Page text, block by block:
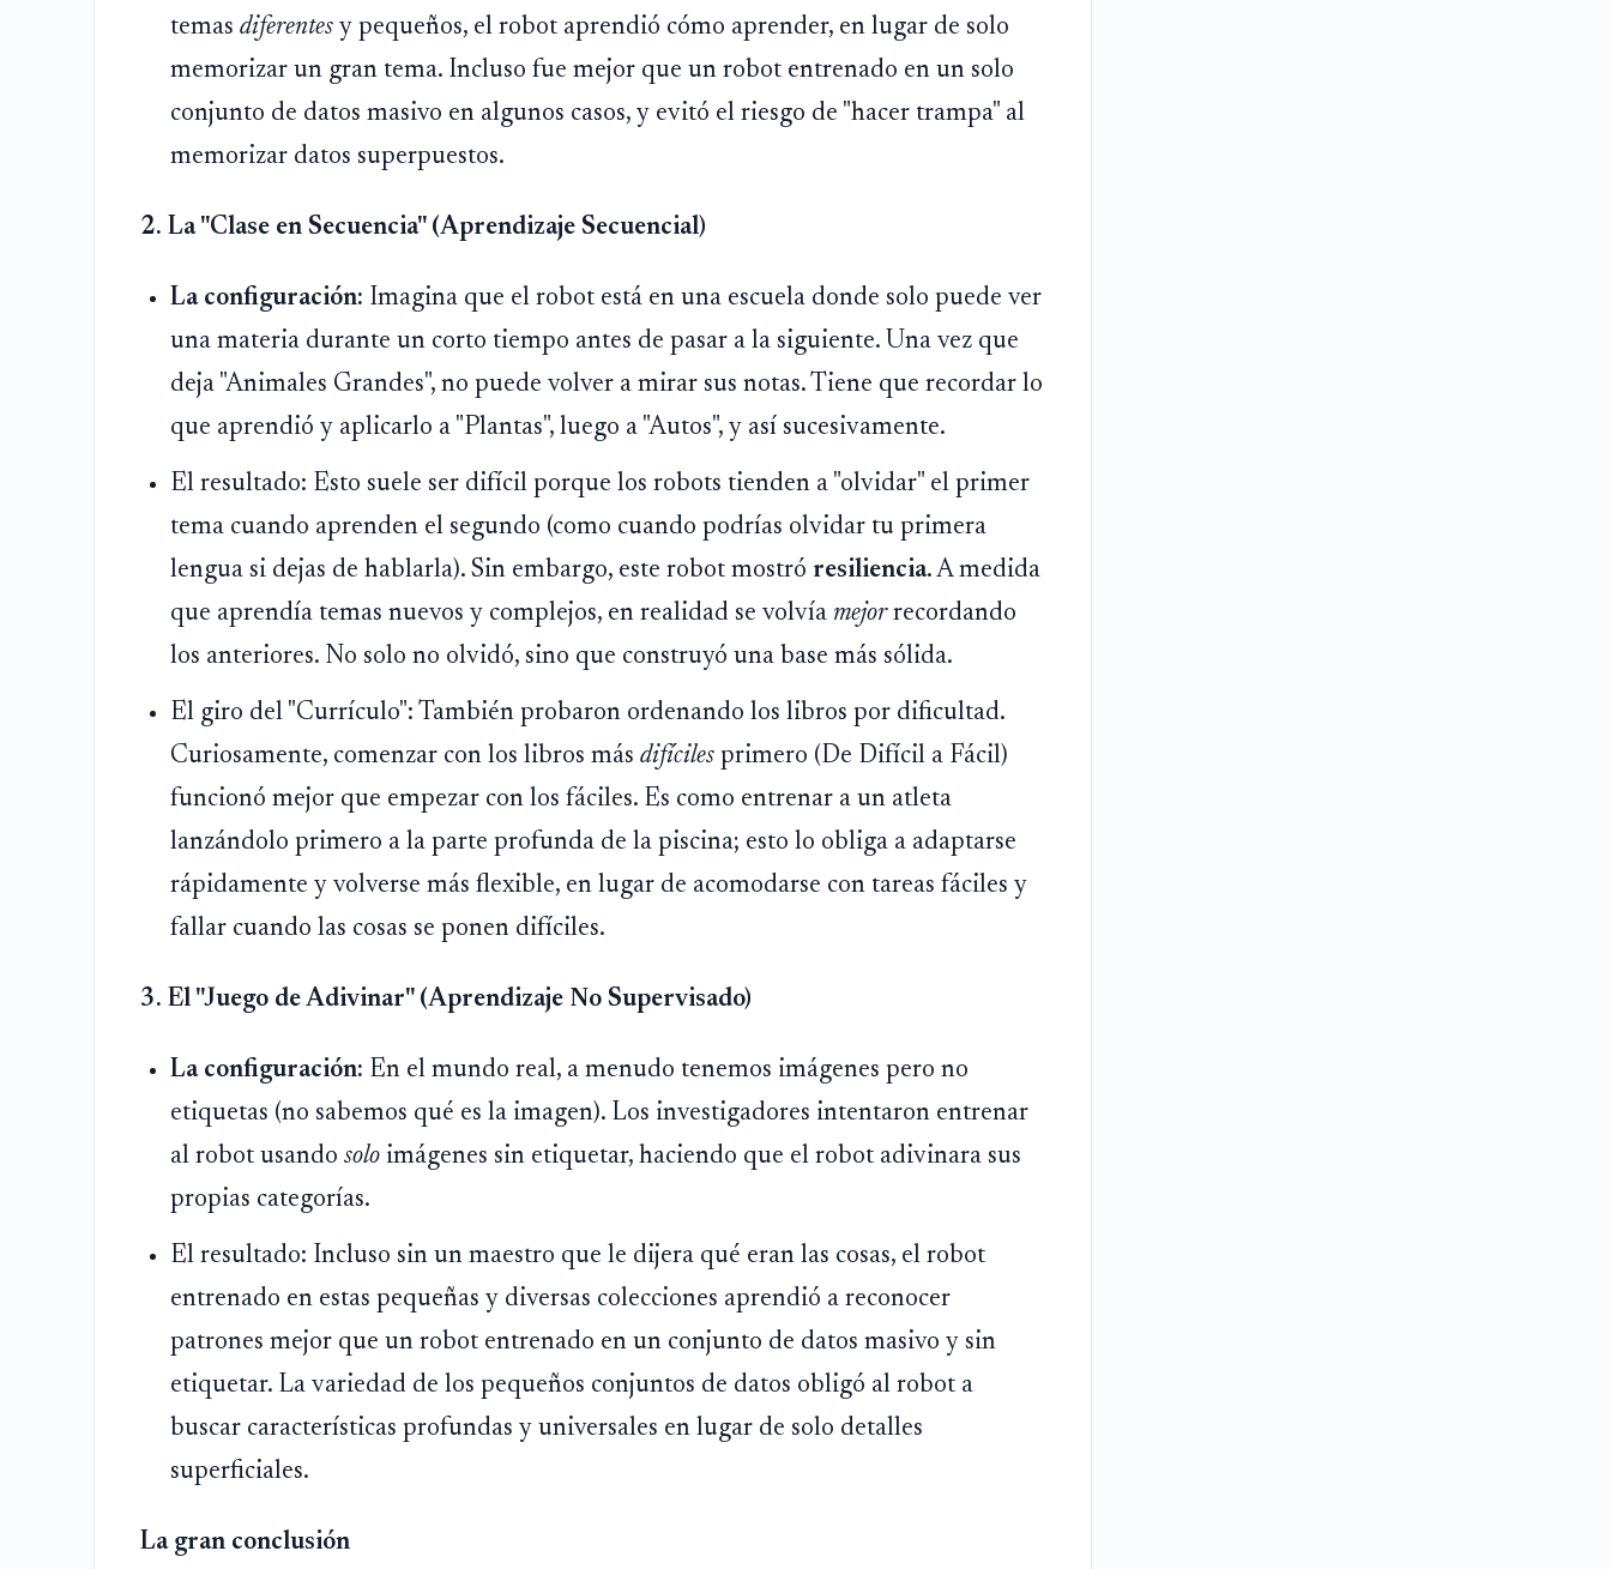
temasdiferentes y pequeños, el robot aprendió cómo aprender, en lugar de solo
memorizar un gran tema. Incluso fue mejor que un robot entrenado en un solo
conjunto de datos masivo en algunos casos, y evitó el riesgo de "hacer trampa" al
memorizar datos superpuestos.
2. La "Clase en Secuencia" (Aprendizaje Secuencial)
La configuración: Imagina que el robot está en una escuela donde solo puede ver
una materia durante un corto tiempo antes de pasar a la siguiente. Una vez que
deja "Animales Grandes", no puede volver a mirar sus notas. Tiene que recordar lo
que aprendió y aplicarlo a "Plantas", luego a "Autos", y así sucesivamente.
El resultado: Esto suele ser difícil porque los robots tienden a "olvidar" el primer
tema cuando aprenden el segundo (como cuando podrías olvidar tu primera
lengua si dejas de hablarla). Sin embargo, este robot mostró resiliencia. A medida
que aprendía temas nuevos y complejos, en realidad se volvíamejorrecordando
los anteriores. No solo no olvidó, sino que construyó una base más sólida.
El giro del "Currículo": También probaron ordenando los libros por dificultad.
Curiosamente, comenzar con los libros másdifíciles primero (De Difícil a Fácil)
funcionó mejor que empezar con los fáciles. Es como entrenar a un atleta
lanzándolo primero a la parte profunda de la piscina; esto lo obliga a adaptarse
rápidamente y volverse más flexible, en lugar de acomodarse con tareas fáciles y
fallar cuando las cosas se ponen difíciles.
3. El "Juego de Adivinar" (Aprendizaje No Supervisado)
La configuración: En el mundo real, a menudo tenemos imágenes pero no
etiquetas (no sabemos qué es la imagen). Los investigadores intentaron entrenar
al robot usandosolo imágenes sin etiquetar, haciendo que el robot adivinara sus
propias categorías.
El resultado: Incluso sin un maestro que le dijera qué eran las cosas, el robot
entrenado en estas pequeñas y diversas colecciones aprendió a reconocer
patrones mejor que un robot entrenado en un conjunto de datos masivo y sin
etiquetar. La variedad de los pequeños conjuntos de datos obligó al robot a
buscar características profundas y universales en lugar de solo detalles
superficiales.
La gran conclusión